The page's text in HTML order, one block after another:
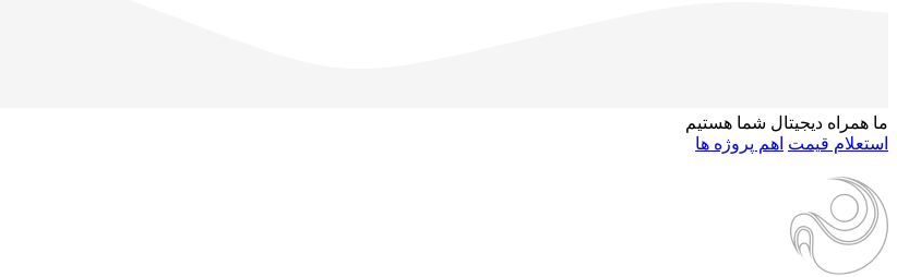
ما همراه دیجیتال شما هستیم
استعلام قیمت اهم پروژه ها